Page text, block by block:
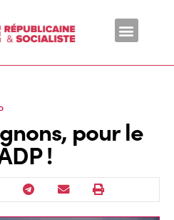
pour le
!